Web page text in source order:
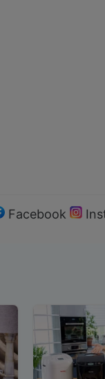
Facebook